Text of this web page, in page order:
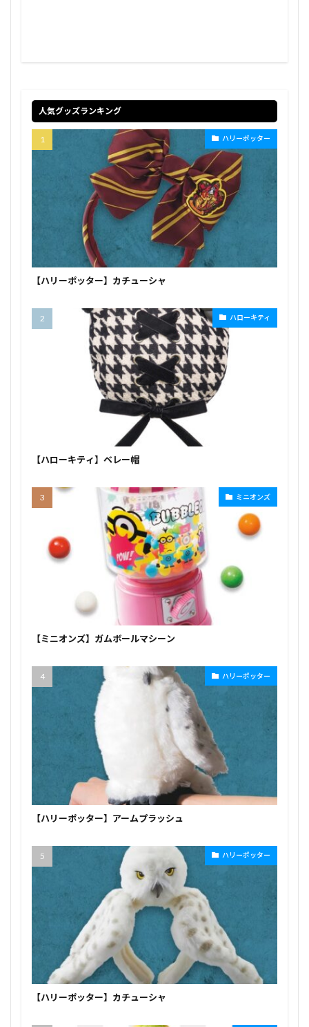
人気グッズランキング
ハリーポッター
【ハリーポッター】カチューシャ
ハローキティ
【ハローキティ】ベレー帽
ミニオンズ
【ミニオンズ】ガムボールマシーン
ハリーポッター
【ハリーポッター】アームプラッシュ
ハリーポッター
【ハリーポッター】カチューシャ